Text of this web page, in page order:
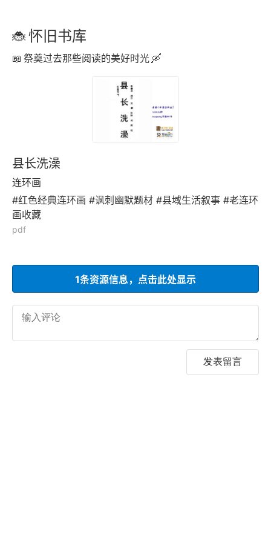
怀旧书库
祭奠过去那些阅读的美好时光
县长洗澡
连环画
#红色经典连环画 #讽刺幽默题材 #县域生活叙事 #老连环
画收藏
pdf
1条资源信息，点击此处显示
发表留言